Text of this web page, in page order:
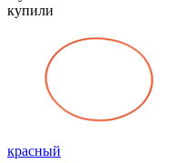
купили
красный